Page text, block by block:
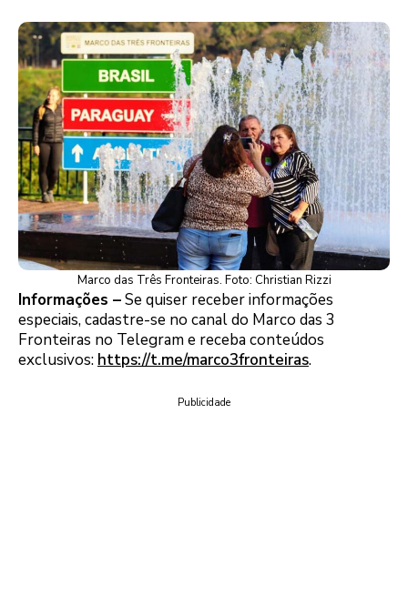
Marco das Três Fronteiras. Foto: Christian Rizzi
Informações –Se quiser receber informações
especiais, cadastre-se no canal do Marco das 3
Fronteiras no Telegram e receba conteúdos
exclusivos: https://t.me/marco3fronteiras.
Publicidade